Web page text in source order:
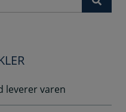
leverer varen